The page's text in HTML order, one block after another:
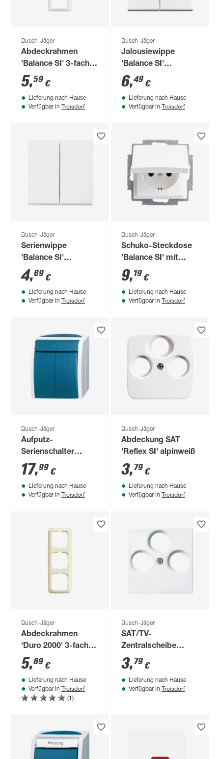
Busch-Jäger
Abdeckrahmen
'Balance SI' 3-fach
alpinweiß
5,59 €
Lieferung nach Hause
Verfügbar in Troisdorf
Busch-Jäger
Jalousiewippe
'Balance SI'
alpinweiß
6,49 €
Lieferung nach Hause
Verfügbar in Troisdorf
Busch-Jäger
Serienwippe
'Balance SI'
alpinweiß
4,69 €
Lieferung nach Hause
Verfügbar in Troisdorf
Busch-Jäger
Schuko-Steckdose
'Balance SI' mit
Klappdeckel
alpinweiß
9,19 €
Lieferung nach Hause
Verfügbar in Troisdorf
Busch-Jäger
Aufputz-
Serienschalter
'Ocean'
grau/blaugrün
17,99 €
Lieferung nach Hause
Verfügbar in Troisdorf
Busch-Jäger
Abdeckung SAT
'Reflex SI' alpinweiß
3,79 €
Lieferung nach Hause
Verfügbar in Troisdorf
Busch-Jäger
Abdeckrahmen
'Duro 2000' 3-fach
cremeweiß
5,89 €
Lieferung nach Hause
Verfügbar in Troisdorf
(1)
Busch-Jäger
SAT/TV-
Zentralscheibe
'Balance SI' 3-Loch
alpinweiß
3,79 €
Lieferung nach Hause
Verfügbar in Troisdorf